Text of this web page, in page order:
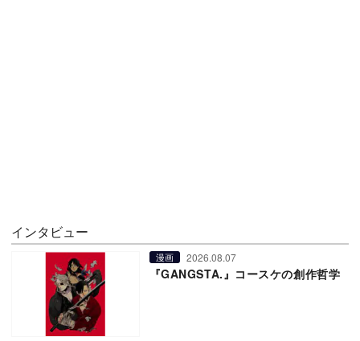
インタビュー
漫画 2026.08.07
『GANGSTA.』コースケの創作哲学